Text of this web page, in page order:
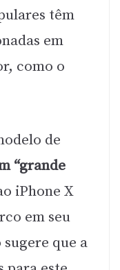
têm
em
como o
de
“grande
iPhone X
em seu
que a